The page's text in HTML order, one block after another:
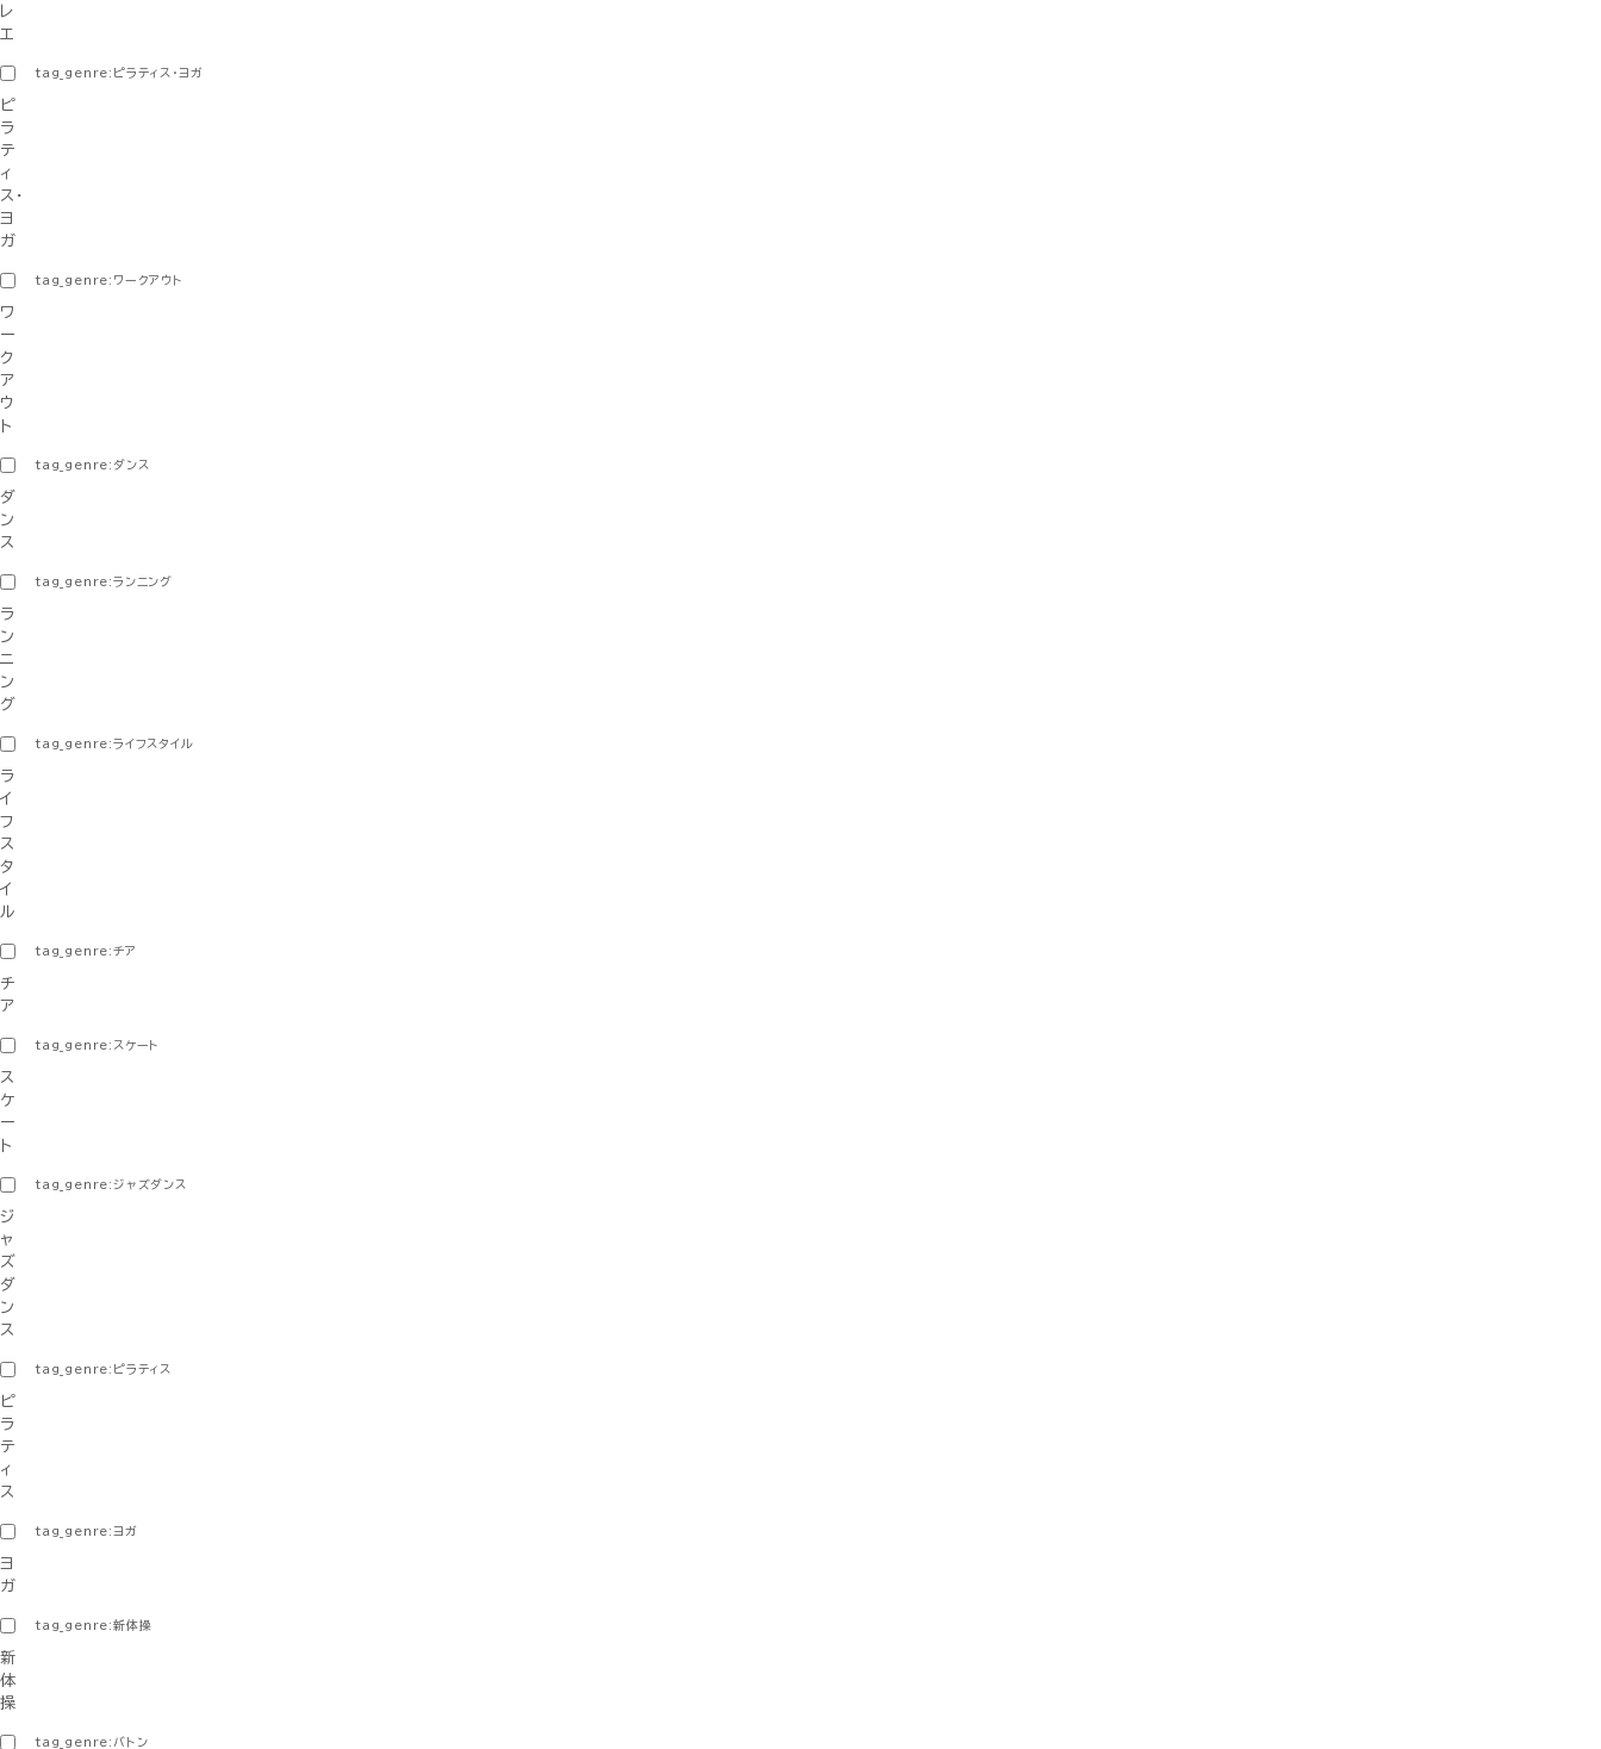
レ
エ
tag_genre:ピラティス・ヨガ
ピ
ラ
テ
ィ
ス・
ヨ
ガ
tag_genre:ワークアウト
ワ
ー
ク
ア
ウ
ト
tag_genre:ダンス
ダ
ン
ス
tag_genre:ランニング
ラ
ン
ニ
ン
グ
tag_genre:ライフスタイル
ラ
イ
フ
ス
タ
イ
ル
tag_genre:チア
チ
ア
tag_genre:スケート
ス
ケ
ー
ト
tag_genre:ジャズダンス
ジ
ャ
ズ
ダ
ン
ス
tag_genre:ピラティス
ピ
ラ
テ
ィ
ス
tag_genre:ヨガ
ヨ
ガ
tag_genre:新体操
新
体
操
tag_genre:バトン